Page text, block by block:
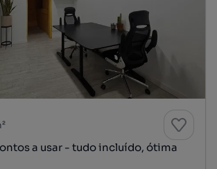
a usar - tudo incluído, ótima